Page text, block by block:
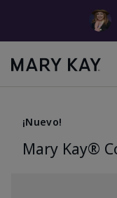
¡Nuevo!
Mary Kay®